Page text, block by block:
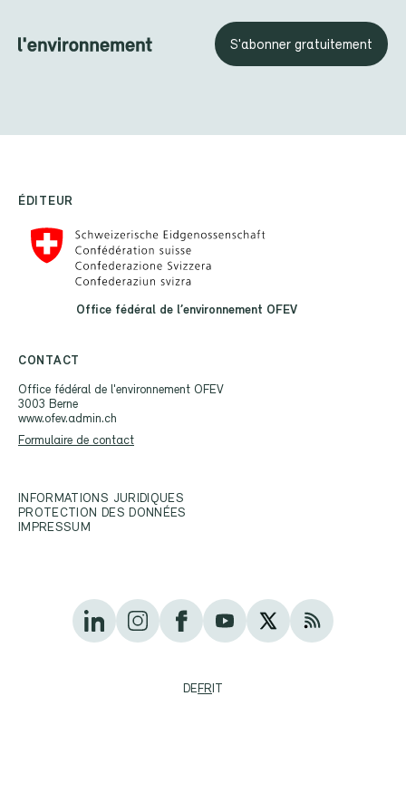
S'abonner gratuitement
ÉDITEUR
Office fédéral de l’environnement OFEV
CONTACT
Office fédéral de l'environnement OFEV
3003 Berne
www.ofev.admin.ch
Formulaire de contact
INFORMATIONS JURIDIQUES
PROTECTION DES DONNÉES
IMPRESSUM
DEFRIT